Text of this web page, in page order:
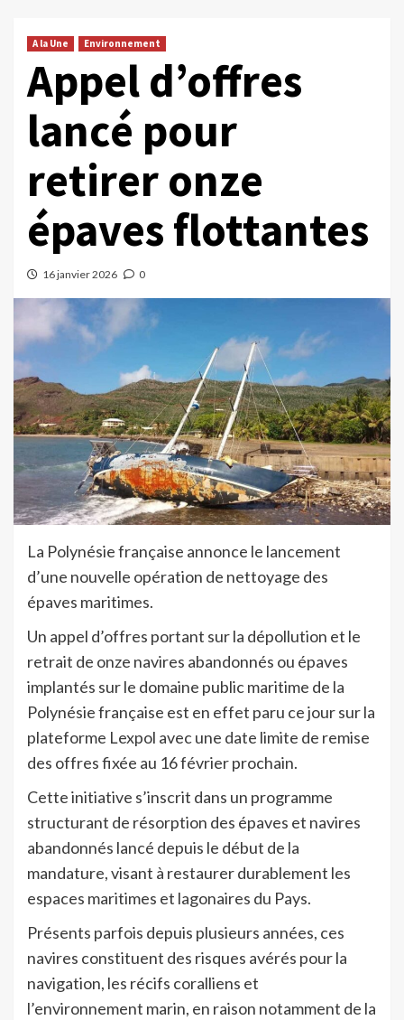
A la Une Environnement
Appel d’offres
lancé pour
retirer onze
épaves flottantes
16 janvier 2026 0
La Polynésie française annonce le lancement
d’une nouvelle opération de nettoyage des
épaves maritimes.
Un appel d’offres portant sur la dépollution et le
retrait de onze navires abandonnés ou épaves
implantés sur le domaine public maritime de la
Polynésie française est en effet paru ce jour sur la
plateforme Lexpol avec une date limite de remise
des offres fixée au 16 février prochain.
Cette initiative s’inscrit dans un programme
structurant de résorption des épaves et navires
abandonnés lancé depuis le début de la
mandature, visant à restaurer durablement les
espaces maritimes et lagonaires du Pays.
Présents parfois depuis plusieurs années, ces
navires constituent des risques avérés pour la
navigation, les récifs coralliens et
l’environnement marin, en raison notamment de la